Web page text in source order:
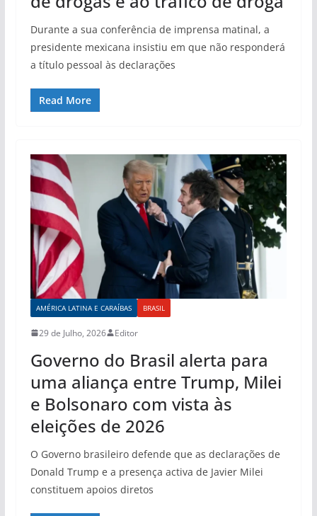
Durante a sua conferência de imprensa matinal, a
presidente mexicana insistiu em que não responderá
a título pessoal às declarações
Read More
AMÉRICA LATINA E CARAÍBAS BRASIL
29 de Julho, 2026 Editor
Governo do Brasil alerta para
uma aliança entre Trump, Milei
e Bolsonaro com vista às
eleições de 2026
O Governo brasileiro defende que as declarações de
Donald Trump e a presença activa de Javier Milei
constituem apoios diretos